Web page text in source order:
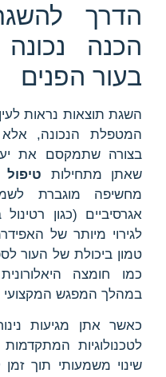
הדרך
הכנה
בעור הפנים
השגת תוצאות נראות
המטפלת הנכונה,
בצורה שתמקסם את
שאתן מתחילות
מחשיפה מוגברת
אגרסיביים (כגון
לגירוי מיותר של
טמון ביכולת של העור
כמו חומצה
במהלך המפגש המקצועי
כאשר אתן מגיעות
לטכנולוגיות
שינוי משמעותי תוך